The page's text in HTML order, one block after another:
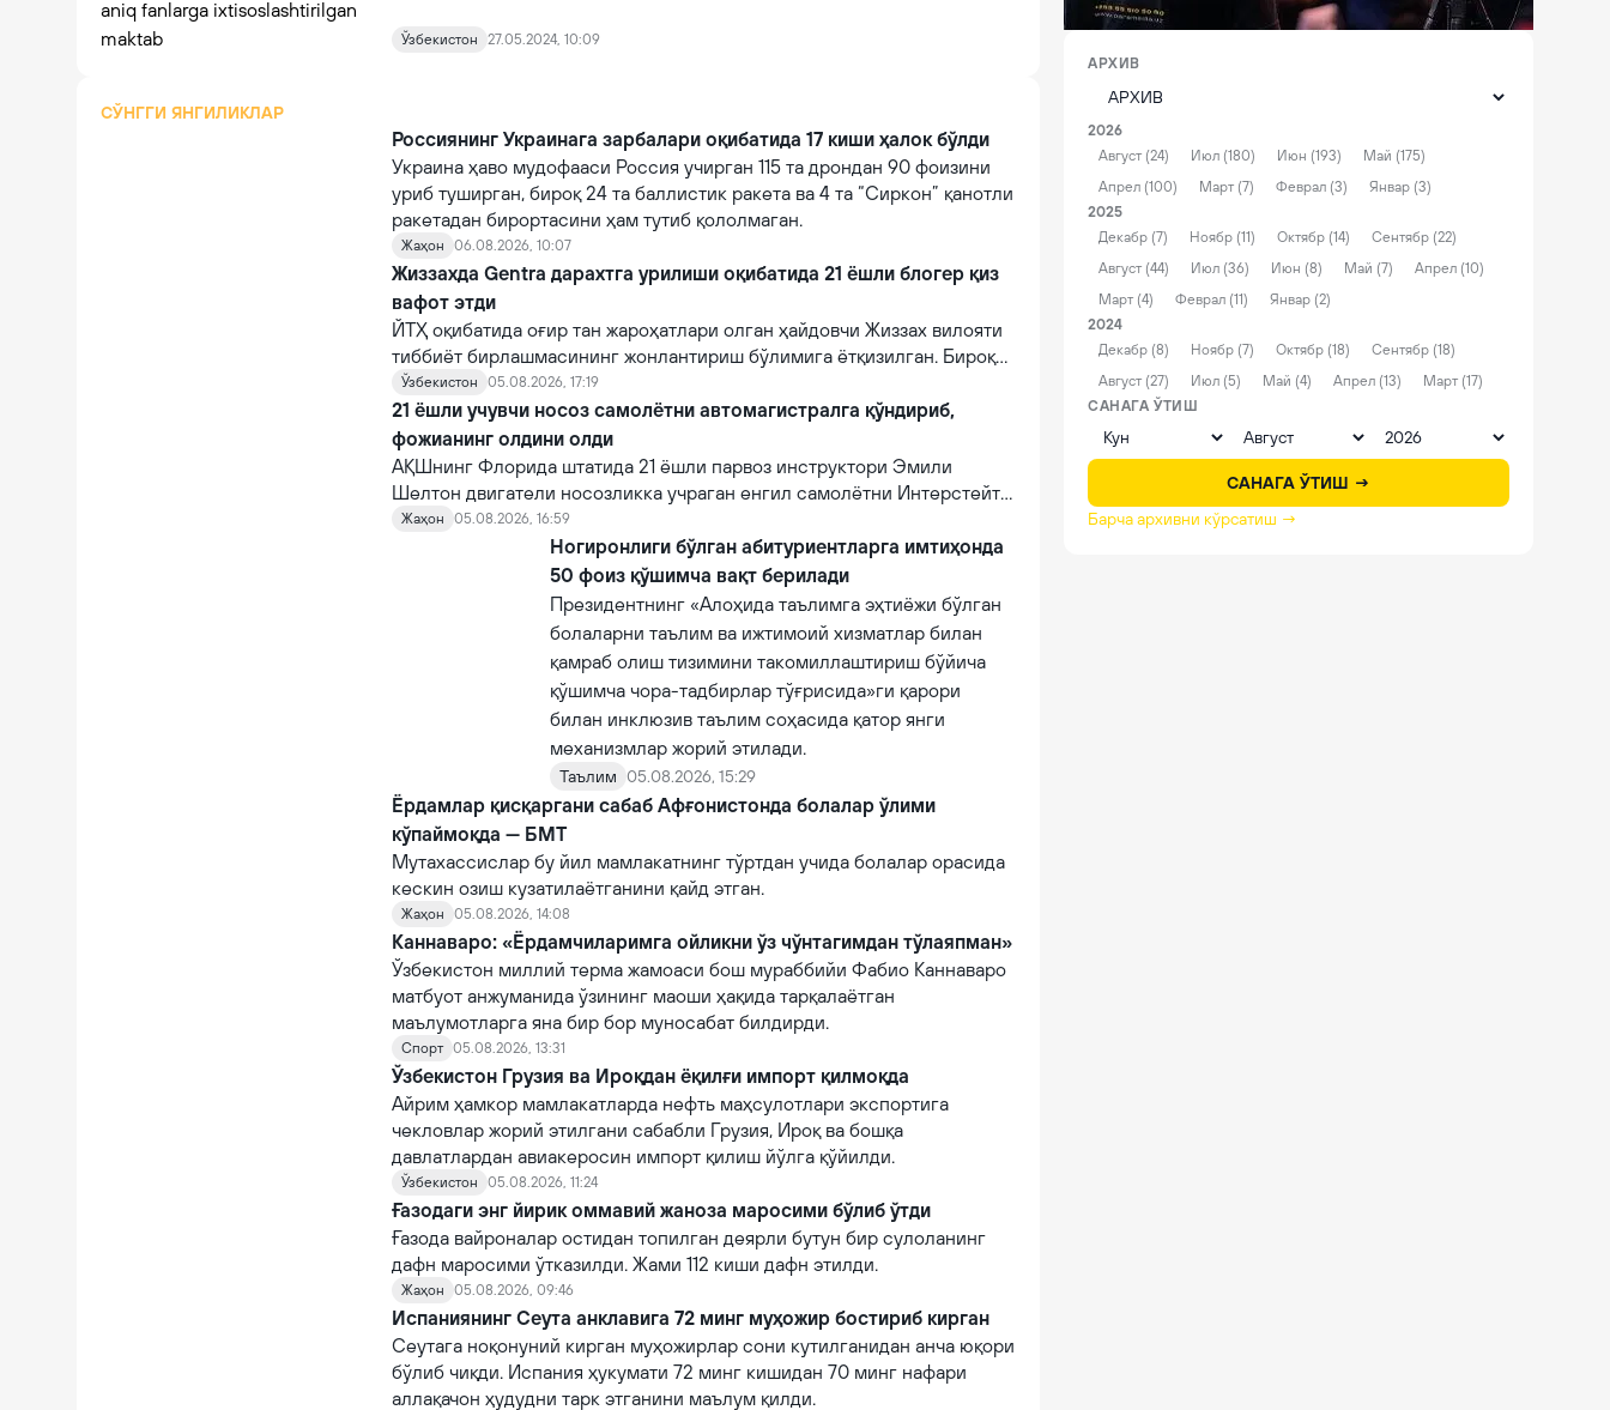
Ўзбекистон 27.05.2024, 10:09
СЎНГГИ ЯНГИЛИКЛАР
Россиянинг Украинага зарбалари оқибатида 17 киши ҳалок бўлди
Украина ҳаво мудофааси Россия учирган 115 та дрондан 90 фоизини
уриб туширган, бироқ 24 та баллистик ракета ва 4 та “Сиркон” қанотли
ракетадан бирортасини ҳам тутиб қололмаган.
Жаҳон 06.08.2026, 10:07
Жиззахда Gentra дарахтга урилиши оқибатида 21 ёшли блогер қиз
вафот этди
ЙТҲ оқибатида оғир тан жароҳатлари олган ҳайдовчи Жиззах вилояти
тиббиёт бирлашмасининг жонлантириш бўлимига ётқизилган. Бироқ
шифокорлар томонидан кўрсатилган тиббий муолажаларга
қарамасдан, у вафот этган.
Ўзбекистон 05.08.2026, 17:19
21 ёшли учувчи носоз самолётни автомагистралга қўндириб,
фожианинг олдини олди
АҚШнинг Флорида штатида 21 ёшли парвоз инструктори Эмили
Шелтон двигатели носозликка учраган енгил самолётни Интерстейт
10 автомагистралига муваффақиятли қўндириб, эҳтимолий йирик
фожианинг олдини олди.
Жаҳон 05.08.2026, 16:59
Ногиронлиги бўлган абитуриентларга имтиҳонда
50 фоиз қўшимча вақт берилади
Президентнинг «Алоҳида таълимга эҳтиёжи бўлган
болаларни таълим ва ижтимоий хизматлар билан
қамраб олиш тизимини такомиллаштириш бўйича
қўшимча чора-тадбирлар тўғрисида»ги қарори
билан инклюзив таълим соҳасида қатор янги
механизмлар жорий этилади.
Таълим 05.08.2026, 15:29
Ёрдамлар қисқаргани сабаб Афғонистонда болалар ўлими
кўпаймоқда — БМТ
Мутахассислар бу йил мамлакатнинг тўртдан учида болалар орасида
кескин озиш кузатилаётганини қайд этган.
Жаҳон 05.08.2026, 14:08
Каннаваро: «Ёрдамчиларимга ойликни ўз чўнтагимдан тўлаяпман»
Ўзбекистон миллий терма жамоаси бош мураббийи Фабио Каннаваро
матбуот анжуманида ўзининг маоши ҳақида тарқалаётган
маълумотларга яна бир бор муносабат билдирди.
Спорт 05.08.2026, 13:31
Ўзбекистон Грузия ва Ироқдан ёқилғи импорт қилмоқда
Айрим ҳамкор мамлакатларда нефть маҳсулотлари экспортига
чекловлар жорий этилгани сабабли Грузия, Ироқ ва бошқа
давлатлардан авиакеросин импорт қилиш йўлга қўйилди.
Ўзбекистон 05.08.2026, 11:24
Ғазодаги энг йирик оммавий жаноза маросими бўлиб ўтди
Ғазода вайроналар остидан топилган деярли бутун бир сулоланинг
дафн маросими ўтказилди. Жами 112 киши дафн этилди.
Жаҳон 05.08.2026, 09:46
Испаниянинг Сеута анклавига 72 минг муҳожир бостириб кирган
Сеутага ноқонуний кирган муҳожирлар сони кутилганидан анча юқори
бўлиб чиқди. Испания ҳукумати 72 минг кишидан 70 минг нафари
аллақачон ҳудудни тарк этганини маълум қилди.
АРХИВ
2026
Август (24)
Июл (180) Июн (193)
Май (175)
Апрел (100)
Март (7) Феврал (3)
Январ (3)
2025
Декабр (7)
Ноябр (11) Октябр (14)
Сентябр (22)
Август (44)
Июл (36) Июн (8) Май (7)
Апрел (10)
Март (4)
Феврал (11)
Январ (2)
2024
Декабр (8)
Ноябр (7) Октябр (18)
Сентябр (18)
Август (27)
Июл (5) Май (4) Апрел (13)
Март (17)
САНАГА ЎТИШ
САНАГА ЎТИШ →
Барча архивни кўрсатиш →